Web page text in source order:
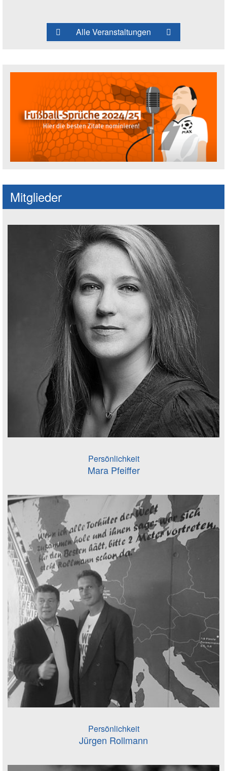
Alle Veranstaltungen
Fußballspruch des Jahres: Spruch
Mitglieder
Persönlichkeit
Mara Pfeiffer
Persönlichkeit
Jürgen Rollmann